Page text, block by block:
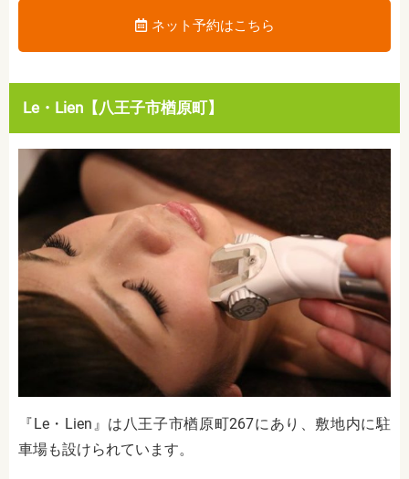
ネット予約はこちら
Le・Lien【八王子市楢原町】
『Le・Lien』は八王子市楢原町267にあり、敷地内に駐
車場も設けられています。